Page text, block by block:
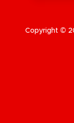
Copyright ©